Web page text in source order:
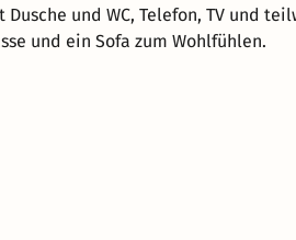
und WC, Telefon, TV und
und ein Sofa zum Wohlfühlen.